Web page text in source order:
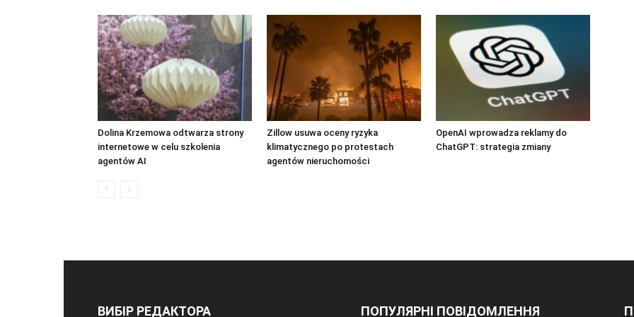
Dolina Krzemowa odtwarza strony
internetowe w celu szkolenia
agentów AI
Zillow usuwa oceny ryzyka
klimatycznego po protestach
agentów nieruchomości
OpenAI wprowadza reklamy do
ChatGPT: strategia zmiany
ВИБІР РЕДАКТОРА ПОПУЛЯРНІ ПОВІДОМЛЕННЯ